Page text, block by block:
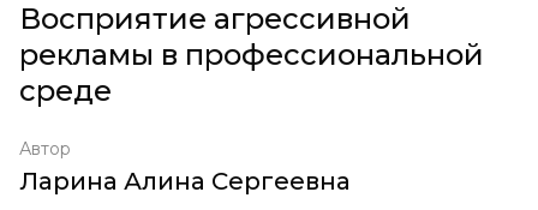
Восприятие агрессивной
рекламы в профессиональной
среде
Автор
Ларина Алина Сергеевна